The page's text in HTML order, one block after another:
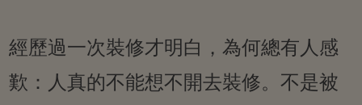
經歷過一次裝修才明白，為何總有人感
歎：人真的不能想不開去裝修。不是被